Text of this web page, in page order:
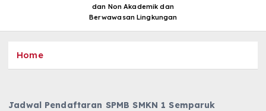
dan Non Akademik dan
Berwawasan Lingkungan
Home
Jadwal Pendaftaran SPMB SMKN 1 Semparuk